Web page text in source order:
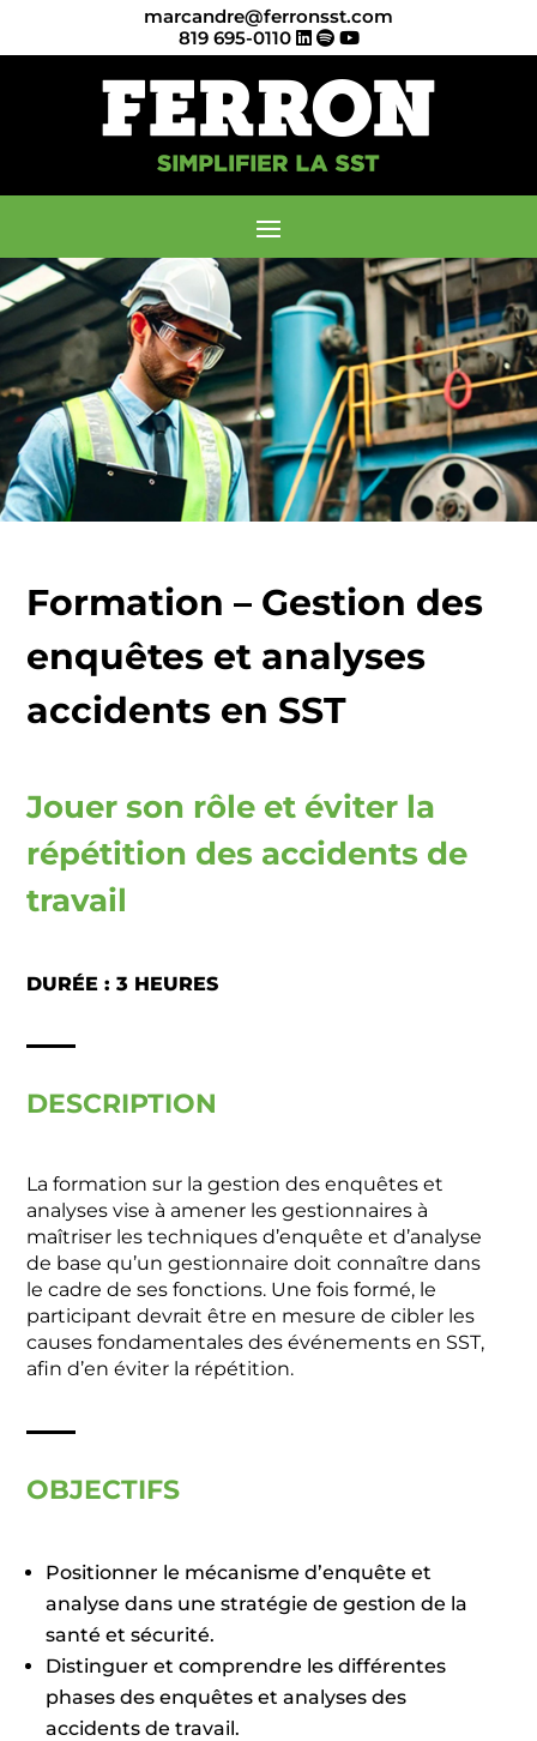
marcandre@ferronsst.com
819 695-0110
Formation – Gestion des
enquêtes et analyses
accidents en SST
Jouer son rôle et éviter la
répétition des accidents de
travail
DURÉE : 3 HEURES
DESCRIPTION
La formation sur la gestion des enquêtes et
analyses vise à amener les gestionnaires à
maîtriser les techniques d’enquête et d’analyse
de base qu’un gestionnaire doit connaître dans
le cadre de ses fonctions. Une fois formé, le
participant devrait être en mesure de cibler les
causes fondamentales des événements en SST,
afin d’en éviter la répétition.
OBJECTIFS
Positionner le mécanisme d’enquête et
analyse dans une stratégie de gestion de la
santé et sécurité.
Distinguer et comprendre les différentes
phases des enquêtes et analyses des
accidents de travail.